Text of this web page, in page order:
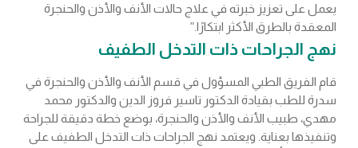
يعمل على تعزيز خبرته في علاج حالات الأنف والأذن والحنجرة
المعقدة بالطرق الأكثر ابتكارًا.”
نهج الجراحات ذات التدخل الطفيف
قام الفريق الطبي المسؤول في قسم الأنف والأذن والحنجرة في
سدرة للطب بقيادة الدكتور تاسير فروز الدين والدكتور محمد
مهدي، طبيب الأنف والأذن والحنجرة، بوضع خطة دقيقة للجراحة
وتنفيذها بعناية. ويعتمد نهج الجراحات ذات التدخل الطفيف على